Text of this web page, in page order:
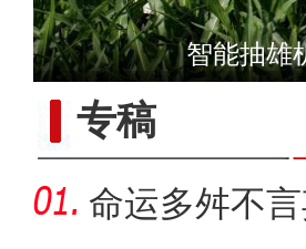
以“阅读+
智能抽雄
专稿
命运多舛不